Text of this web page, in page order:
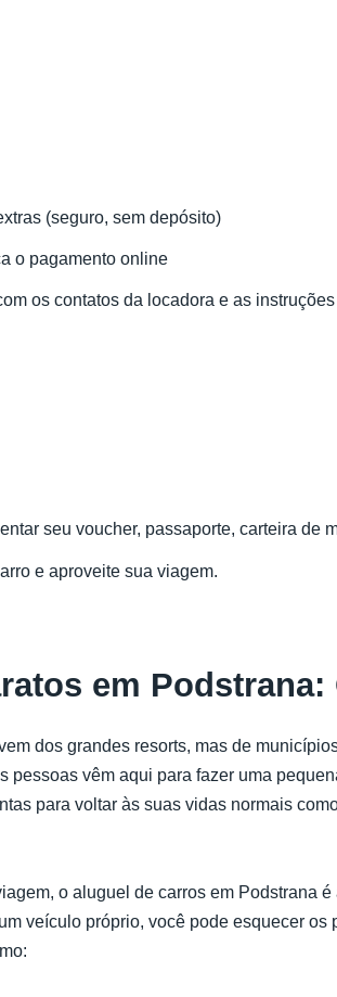
(seguro, sem depósito)
o pagamento online
os contatos da locadora e as
seu voucher, passaporte, carteira
e aproveite sua viagem.
em
dos grandes resorts, mas de
pessoas vêm aqui para fazer uma
para voltar às suas vidas normais
o aluguel de carros em Podstrana é
veículo próprio, você pode esquecer os